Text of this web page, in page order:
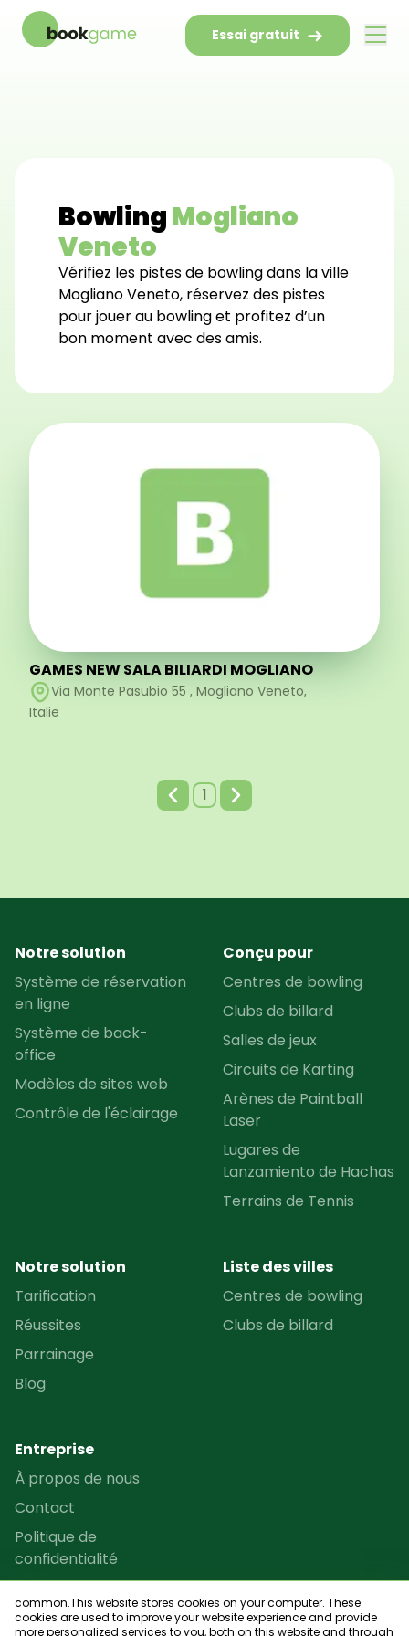
Essai gratuit
BowlingMogliano
Veneto
Vérifiez les pistes de bowling dans la ville
Mogliano Veneto, réservez des pistes
pour jouer au bowling et profitez d’un
bon moment avec des amis.
GAMES NEW SALA BILIARDI MOGLIANO
Via Monte Pasubio 55 , Mogliano Veneto,
Italie
1
common.This website stores cookies on your computer. These
cookies are used to improve your website experience and provide
more personalized services to you, both on this website and through
Notre solution
Système de réservation
en ligne
Système de back-
office
Modèles de sites web
Contrôle de l'éclairage
Conçu pour
Centres de bowling
Clubs de billard
Salles de jeux
Circuits de Karting
Arènes de Paintball
Laser
Lugares de
Lanzamiento de Hachas
Terrains de Tennis
Notre solution
Tarification
Réussites
Parrainage
Blog
Liste des villes
Centres de bowling
Clubs de billard
Entreprise
À propos de nous
Contact
Politique de
confidentialité
Termes et conditions
Programme de revente